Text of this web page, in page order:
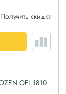
Получить скидку
OFL 1810